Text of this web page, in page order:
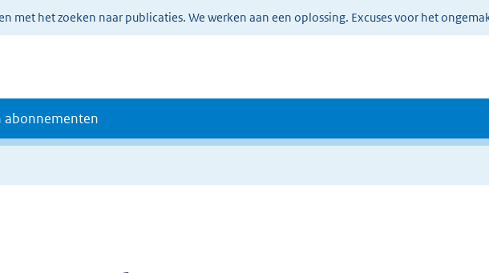
met het zoeken naar publicaties. We werken aan een oplossing. Excuses voor het
abonnementen